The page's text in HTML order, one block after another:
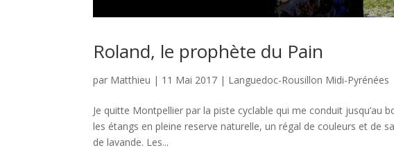
Roland, le prophète du Pain
par Matthieu | 11 Mai 2017 | Languedoc-Rousillon Midi-Pyrénées
Je quitte Montpellier par la piste cyclable qui me conduit jusqu’au
les étangs en pleine reserve naturelle, un régal de couleurs et de
de lavande. Les...